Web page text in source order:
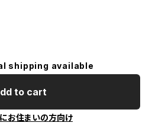
shipping available
to cart
お住まいの方向け